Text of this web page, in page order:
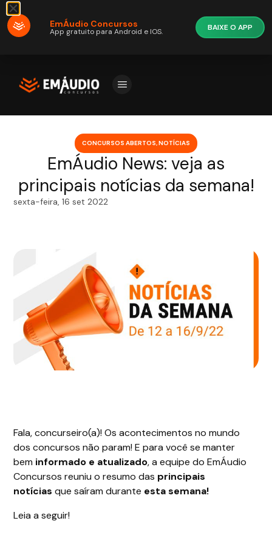
CONCURSOS ABERTOS,NOTÍCIAS
EmÁudio News: veja as
principais notícias da semana!
sexta-feira, 16 set 2022
Fala, concurseiro(a)! Os acontecimentos no mundo
dos concursos não param! E para você se manter
bem informado e atualizado, a equipe do EmÁudio
Concursos reuniu o resumo das principais
notícias que saíram durante esta semana!
Leia a seguir!
EmÁudio Concursos
App gratuito para Android e IOS. BAIXE O APP